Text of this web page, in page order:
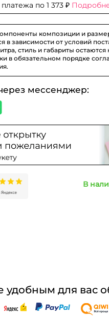
платежа по1 373 ₽
композиции и
в зависимости от условий
стиль и габариты
в обязательном порядке
мессенджер:
В
удобным для вас